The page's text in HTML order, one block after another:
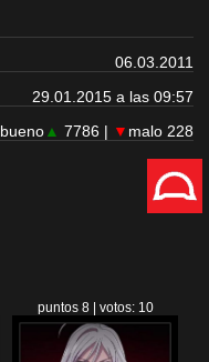
06.03.2011
29.01.2015 a las 09:57
bueno▲ 7786 | ▼ malo 228
puntos 8 | votos: 10